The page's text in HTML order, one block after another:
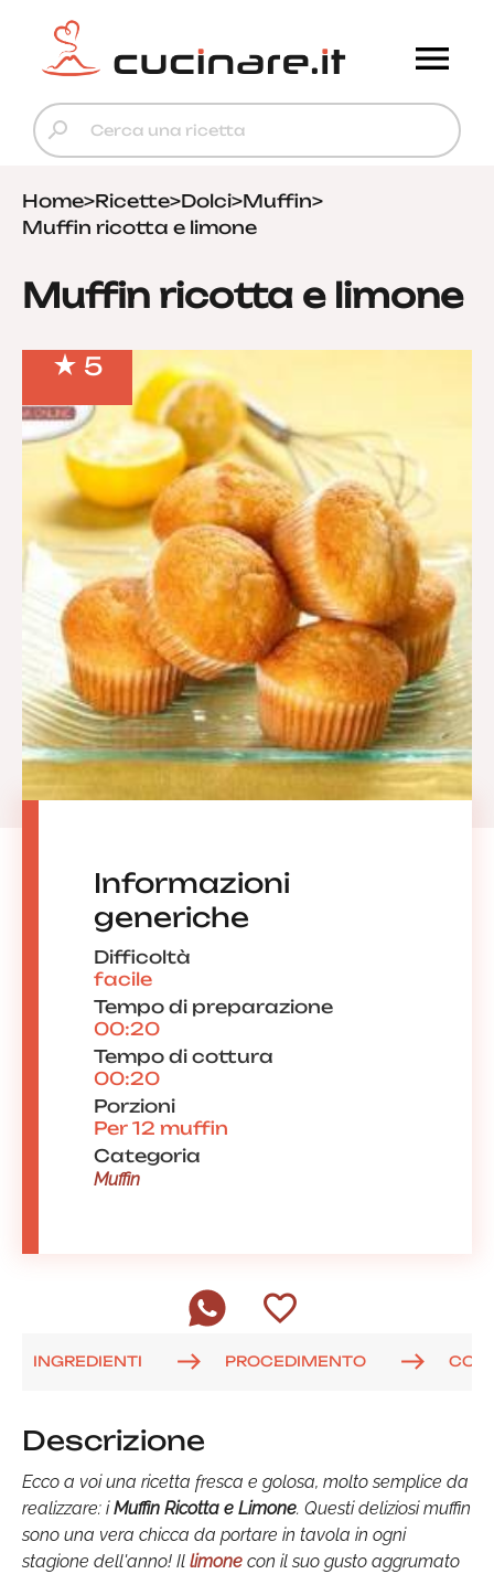
Home>Ricette>Dolci>Muffin>
Muffin ricotta e limone
Muffin ricotta e limone
5
Informazioni
generiche
Difficoltà
facile
Tempo di preparazione
00:20
Tempo di cottura
00:20
Porzioni
Per 12 muffin
Categoria
Muffin
INGREDIENTI PROCEDIMENTO
Descrizione
Ecco a voi una ricetta fresca e golosa, molto semplice da
realizzare: iMuffin Ricotta e Limone. Questi deliziosi muffin
sono una vera chicca da portare in tavola in ogni
stagione dell'anno! Il limone con il suo gusto aggrumato